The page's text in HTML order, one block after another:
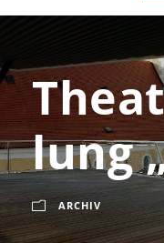
lung
ARCHIV